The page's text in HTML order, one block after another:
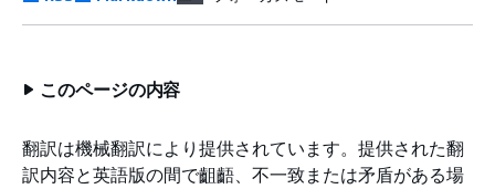
このページの内容
翻訳は機械翻訳により提供されています。提供された翻
訳内容と英語版の間で齟齬、不一致または矛盾がある場